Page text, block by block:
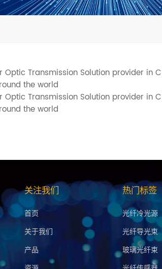
Optic Transmission Solution provider in
the world
Optic Transmission Solution provider in
the world
关注我们
首页
关于我们
产品
热门标签
光纤冷光源
光纤导光束
玻璃光纤束